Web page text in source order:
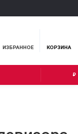
ИЗБРАННОЕ КОРЗИНА
₽